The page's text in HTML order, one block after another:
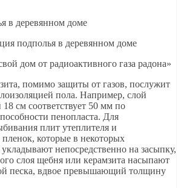
в деревянном доме
дом от радиоактивного газа радона»
помимо защиты от газов, послужит
пола. Например, слой
см соответствует 50 мм по
пенопласта. Для
плит утеплителя и
которые в некоторых
непосредственно на засыпку,
слоя щебня или керамзита насыпают
песка, вдвое превышающий толщину